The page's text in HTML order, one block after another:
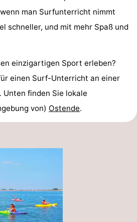
man Surfunterricht nimmt
schneller, und mit mehr Spaß und
einzigartigen Sport erleben?
einen Surf-Unterricht an einer
finden Sie lokale
von) Ostende.